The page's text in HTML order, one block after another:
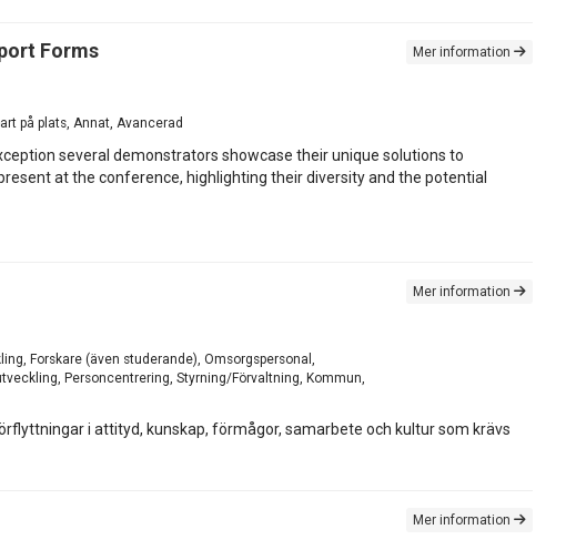
Forms
på plats, Annat, Avancerad
Mer information
several demonstrators showcase their unique solutions to
at the conference, highlighting their diversity and the potential
Forskare (även studerande), Omsorgspersonal,
Personcentrering, Styrning/Förvaltning, Kommun,
Mer information
i attityd, kunskap, förmågor, samarbete och kultur som krävs
Mer information